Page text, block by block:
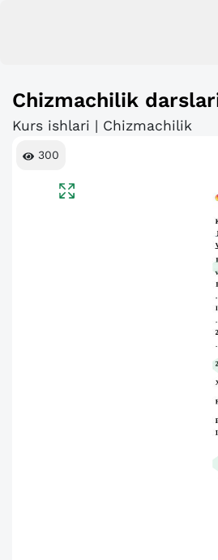
Chizmachilik
Kurs ishlari | Chizmachilik
300